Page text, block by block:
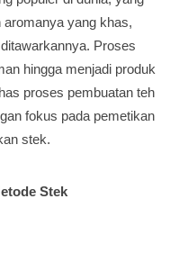
yang khas,
Proses
hingga menjadi produk
proses pembuatan teh
fokus pada pemetikan
stek.
Stek